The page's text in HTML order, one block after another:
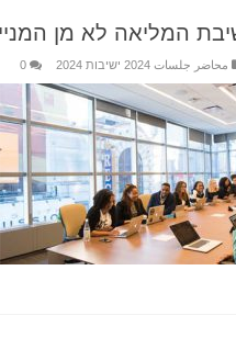
המליאה לא מן המניין מס’
محاضر جلسات 2024 ישיבות 2024 0